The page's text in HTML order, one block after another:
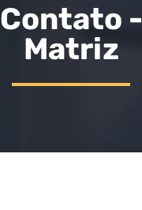
Contato -
Matriz